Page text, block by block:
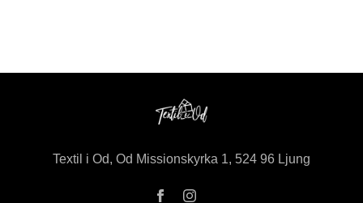
Textil i Od, Od Missionskyrka 1, 524 96 Ljung